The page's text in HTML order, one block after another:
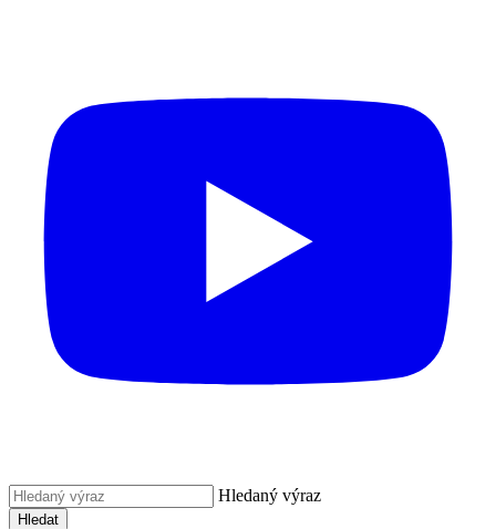
Hledaný výraz
Hledat